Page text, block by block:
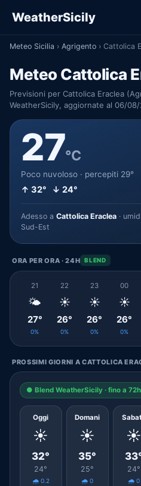
WeatherSicily
Meteo Sicilia › Agrigento › Cattolica
Meteo Cattolica
Previsioni per Cattolica Eraclea
WeatherSicily, aggiornate al 06/
27°C
Poco nuvoloso · percepiti 29°
↑ 32° ↓ 24°
Adesso a Cattolica Eraclea ·
Sud-Est
ORA PER ORA · 24H BLEND
21
🌤️
27°
0%
22
☀️
26°
0%
23
☀️
26°
0%
00
☀️
26°
0%
PROSSIMI GIORNI A CATTOLICA
● Blend WeatherSicily · fino a
Oggi
☀️
32°
24°
🌧️ 0.2
Domani
☀️
35°
25°
🌧️ 0
☀️
24°
🌧️ 0